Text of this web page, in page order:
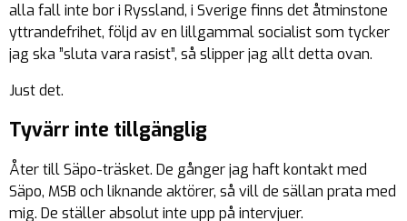
alla fall inte bor i Ryssland, i Sverige finns det åtminstone
yttrandefrihet, följd av en lillgammal socialist som tycker
jag ska ”sluta vara rasist”, så slipper jag allt detta ovan.
Just det.
Tyvärr inte tillgänglig
Åter till Säpo-träsket. De gånger jag haft kontakt med
Säpo, MSB och liknande aktörer, så vill de sällan prata med
mig. De ställer absolut inte upp på intervjuer.